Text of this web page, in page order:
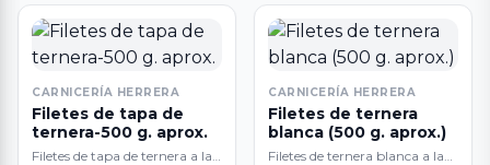
CARNICERÍA HERRERA
Filetes de tapa de
ternera-500 g. aprox.
Filetes de tapa de ternera a la
CARNICERÍA HERRERA
Filetes de ternera
blanca (500 g. aprox.)
Filetes de ternera blanca a la